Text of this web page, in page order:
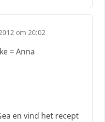
om 20:02
= Anna
en vind het recept